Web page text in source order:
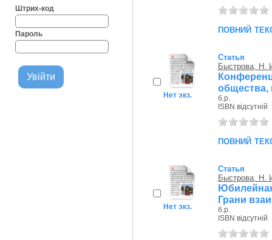
Штрих-код
Пароль повний
Нет экз.
Статья
Быстрова, Н.
общества,
б.р.
ISBN відсутній
повний
Нет экз.
Статья
Быстрова, Н.
Грани
б.р.
ISBN відсутній